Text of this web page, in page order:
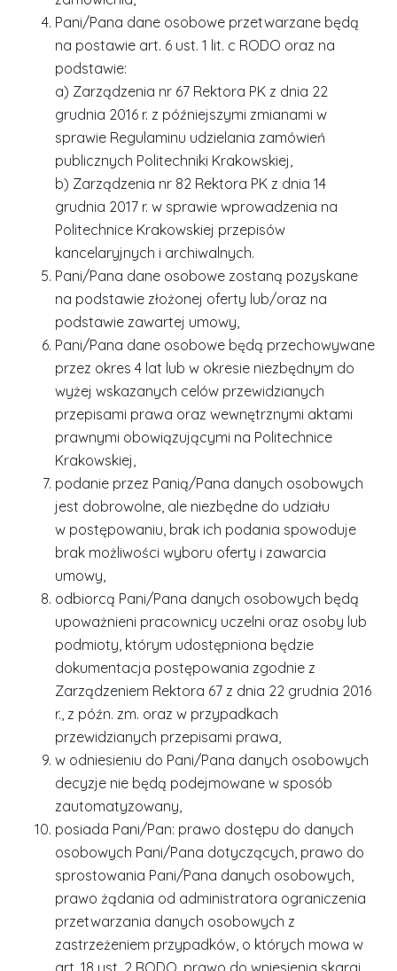
Pani/Pana dane osobowe przetwarzane będą
na postawie art. 6 ust. 1 lit. c RODO oraz na
podstawie:
a) Zarządzenia nr 67 Rektora PK z dnia 22
grudnia 2016 r. z późniejszymi zmianami w
sprawie Regulaminu udzielania zamówień
publicznych Politechniki Krakowskiej,
b) Zarządzenia nr 82 Rektora PK z dnia 14
grudnia 2017 r. w sprawie wprowadzenia na
Politechnice Krakowskiej przepisów
kancelaryjnych i archiwalnych.
Pani/Pana dane osobowe zostaną pozyskane
na podstawie złożonej oferty lub/oraz na
podstawie zawartej umowy,
Pani/Pana dane osobowe będą przechowywane
przez okres 4 lat lub w okresie niezbędnym do
wyżej wskazanych celów przewidzianych
przepisami prawa oraz wewnętrznymi aktami
prawnymi obowiązującymi na Politechnice
Krakowskiej,
podanie przez Panią/Pana danych osobowych
jest dobrowolne, ale niezbędne do udziału
w postępowaniu, brak ich podania spowoduje
brak możliwości wyboru oferty i zawarcia
umowy,
odbiorcą Pani/Pana danych osobowych będą
upoważnieni pracownicy uczelni oraz osoby lub
podmioty, którym udostępniona będzie
dokumentacja postępowania zgodnie z
Zarządzeniem Rektora 67 z dnia 22 grudnia 2016
r., z późn. zm. oraz w przypadkach
przewidzianych przepisami prawa,
w odniesieniu do Pani/Pana danych osobowych
decyzje nie będą podejmowane w sposób
zautomatyzowany,
posiada Pani/Pan: prawo dostępu do danych
osobowych Pani/Pana dotyczących, prawo do
sprostowania Pani/Pana danych osobowych,
prawo żądania od administratora ograniczenia
przetwarzania danych osobowych z
zastrzeżeniem przypadków, o których mowa w